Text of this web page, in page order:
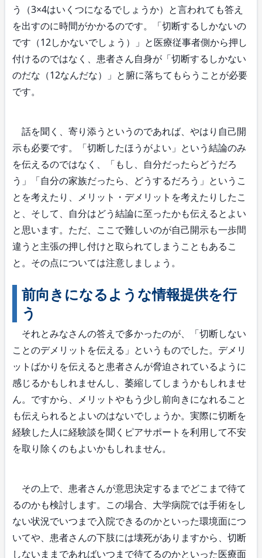
う（3×4はいくつになるでしょうか）と言われても答え
を出すのに時間がかかるのです。「切断するしかないの
です（12しかないでしょう）」と医療従事者側から押し
付けるのではなく、患者さん自身が「切断するしかない
のだな（12なんだな）」と腑に落ちてもらうことが必要
です。
話を聞く、寄り添うというのであれば、やはり自己開
示も必要です。「切断したほうがよい」という結論のみ
を伝えるのではなく、「もし、自分だったらどうだろ
う」「自分の家族だったら、どうするだろう」というこ
とを考えたり、メリット・デメリットを考えたりしたこ
と、そして、自分はどう結論に至ったかも伝えるとよい
と思います。ただ、ここで難しいのが自己開示も一歩間
違うと主張の押し付けと取られてしまうこともあるこ
と。その点については注意しましょう。
前向きになるような情報提供を行
う
それとみなさんの答えで多かったのが、「切断しない
ことのデメリットを伝える」というものでした。デメリ
ットばかりを伝えると患者さんが脅迫されているように
感じるかもしれませんし、萎縮してしまうかもしれませ
ん。ですから、メリットやもう少し前向きになれること
も伝えられるとよいのはないでしょうか。実際に切断を
経験した人に経験談を聞くピアサポートを利用して不安
を取り除くのもよいかもしれません。
その上で、患者さんが意思決定するまでどこまで待て
るのかも検討します。この場合、大学病院では手術をし
ない状況でいつまで入院できるのかといった環境面につ
いてや、患者さんの下肢には壊死がありますから、切断
しないままであればいつまで待てるのかといった医療面